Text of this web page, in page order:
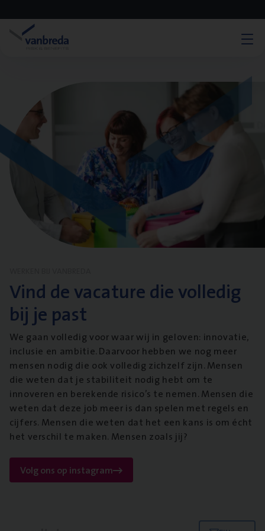
Vind de vacature die volledig
bij je past
We gaan volledig voor waar wij in geloven: innovatie,
inclusie en ambitie. Daarvoor hebben we nog meer
mensen nodig die ook volledig zichzelf zijn. Mensen
die weten dat je stabiliteit nodig hebt om te
innoveren en berekende risico’s te nemen. Mensen die
weten dat deze job meer is dan spelen met regels en
cijfers. Mensen die weten dat het een kans is om écht
het verschil te maken. Mensen zoals jij?
Volg ons op instagram